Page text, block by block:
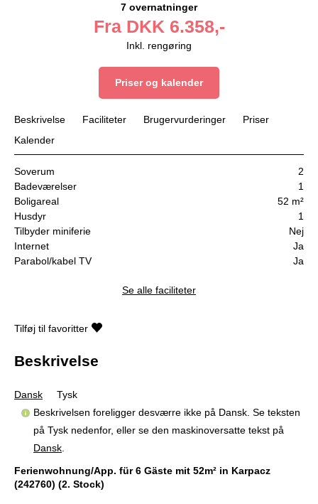
7 overnatninger
Fra DKK 6.358,-
Inkl. rengøring
Priser og kalender
Beskrivelse Faciliteter Brugervurderinger
Priser
Kalender
Soverum
2
Badeværelser
1
Boligareal
52 m²
Husdyr
1
Tilbyder miniferie
Nej
Internet
Ja
Parabol/kabel TV
Ja
Se alle faciliteter
Tilføj til favoritter
Beskrivelse
Dansk
Tysk
Beskrivelsen foreligger desværre ikke på Dansk. Se teksten
på Tysk nedenfor, eller se den maskinoversatte tekst på
Dansk
Ferienwohnung/App. für 6 Gäste mit 52m² in Karpacz
(242760) (2. Stock)